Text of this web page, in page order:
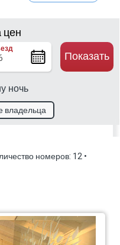
цен
ночь
Показать
владельца
номеров: 12•